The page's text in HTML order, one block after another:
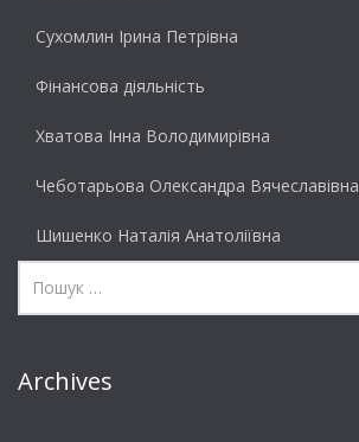
Сухомлин Ірина Петрівна
Фінансова діяльність
Хватова Інна Володимирівна
Чеботарьова Олександра Вячеславівна
Шишенко Наталія Анатоліївна
Archives